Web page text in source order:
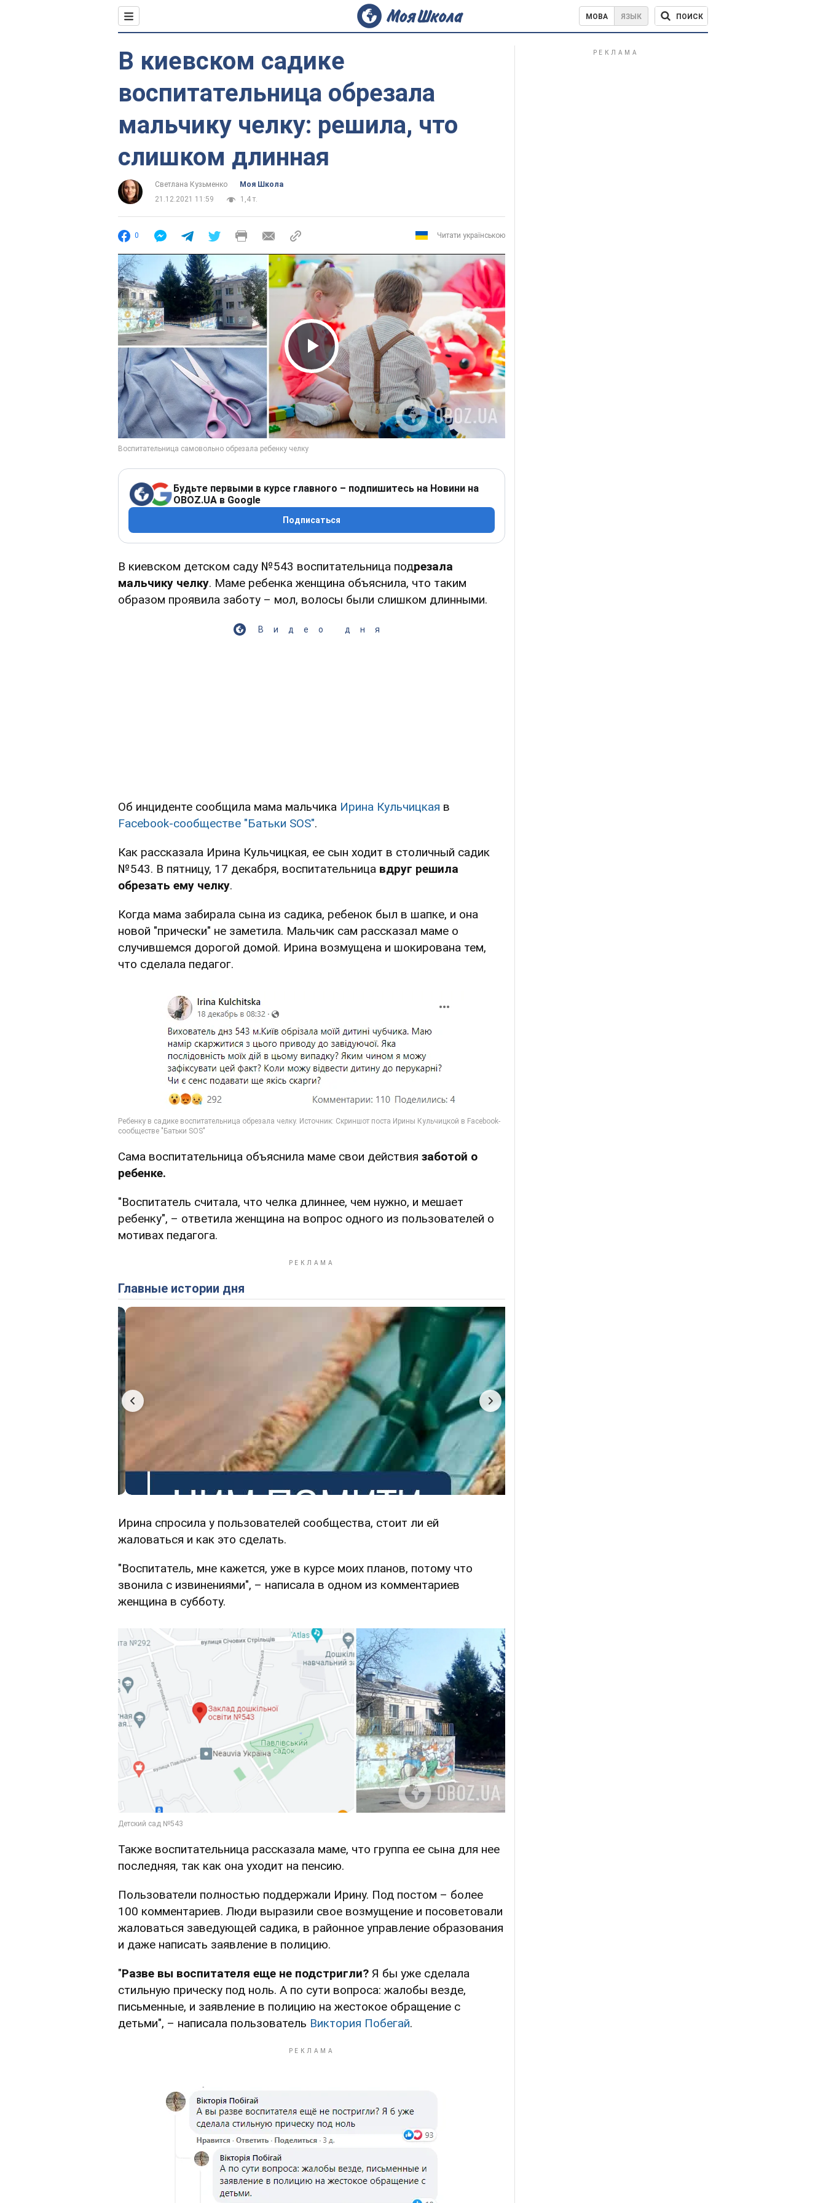
МОВА ЯЗЫК ПОИСК
В киевском садике
воспитательница обрезала
мальчику челку: решила, что
слишком длинная
Светлана Кузьменко
Моя Школа
21.12.2021 11:59
1,4 т.
0 Читати українською
Play Video
Будьте первыми в курсе главного – подпишитесь на Новини на
OBOZ.UA в Google
Подписаться
В киевском детском саду №543 воспитательница подрезала
мальчику челку. Маме ребенка женщина объяснила, что таким
образом проявила заботу – мол, волосы были слишком длинными.
Видео дня
Об инциденте сообщила мама мальчика Ирина Кульчицкая в
Facebook-сообществе "Батьки SOS".
Как рассказала Ирина Кульчицкая, ее сын ходит в столичный садик
№543. В пятницу, 17 декабря, воспитательница вдруг решила
обрезать ему челку.
Когда мама забирала сына из садика, ребенок был в шапке, и она
новой "прически" не заметила. Мальчик сам рассказал маме о
случившемся дорогой домой. Ирина возмущена и шокирована тем,
что сделала педагог.
Сама воспитательница объяснила маме свои действия заботой о
ребенке.
"Воспитатель считала, что челка длиннее, чем нужно, и мешает
ребенку", – ответила женщина на вопрос одного из пользователей о
мотивах педагога.
Главные истории дня
Ирина спросила у пользователей сообщества, стоит ли ей
жаловаться и как это сделать.
"Воспитатель, мне кажется, уже в курсе моих планов, потому что
звонила с извинениями", – написала в одном из комментариев
женщина в субботу.
Также воспитательница рассказала маме, что группа ее сына для нее
последняя, так как она уходит на пенсию.
Пользователи полностью поддержали Ирину. Под постом – более
100 комментариев. Люди выразили свое возмущение и посоветовали
жаловаться заведующей садика, в районное управление образования
и даже написать заявление в полицию.
"Разве вы воспитателя еще не подстригли? Я бы уже сделала
стильную прическу под ноль. А по сути вопроса: жалобы везде,
письменные, и заявление в полицию на жестокое обращение с
детьми", – написала пользователь Виктория Побегай.